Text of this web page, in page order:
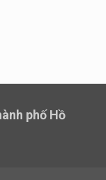
phố Hồ